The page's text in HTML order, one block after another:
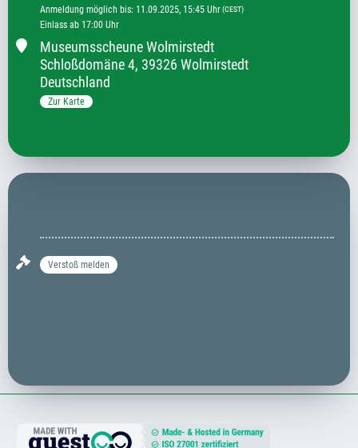
Anmeldung möglich bis: 11.09.2025, 15:45 Uhr(CEST)
Einlass ab 17:00 Uhr
Museumsscheune Wolmirstedt
Schloßdomäne4, 39326 Wolmirstedt
Deutschland
Zur Karte
Verstoß melden